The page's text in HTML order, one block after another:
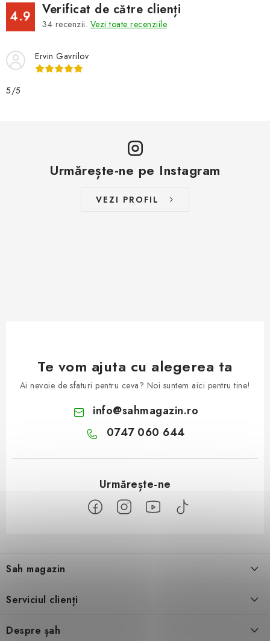
4.9 Verificat de către clienți
34 recenzii. Vezi toate recenziile
Ervin Gavrilov
5/5
Urmărește-ne pe Instagram
VEZI PROFIL
Te vom ajuta cu alegerea ta
Ai nevoie de sfaturi pentru ceva? Noi suntem aici pentru tine!
info@sahmagazin.ro
0747 060 644
b
o
Sah magazin
Serviciul clienți
Condiţii generale de vânzare
Despre șah